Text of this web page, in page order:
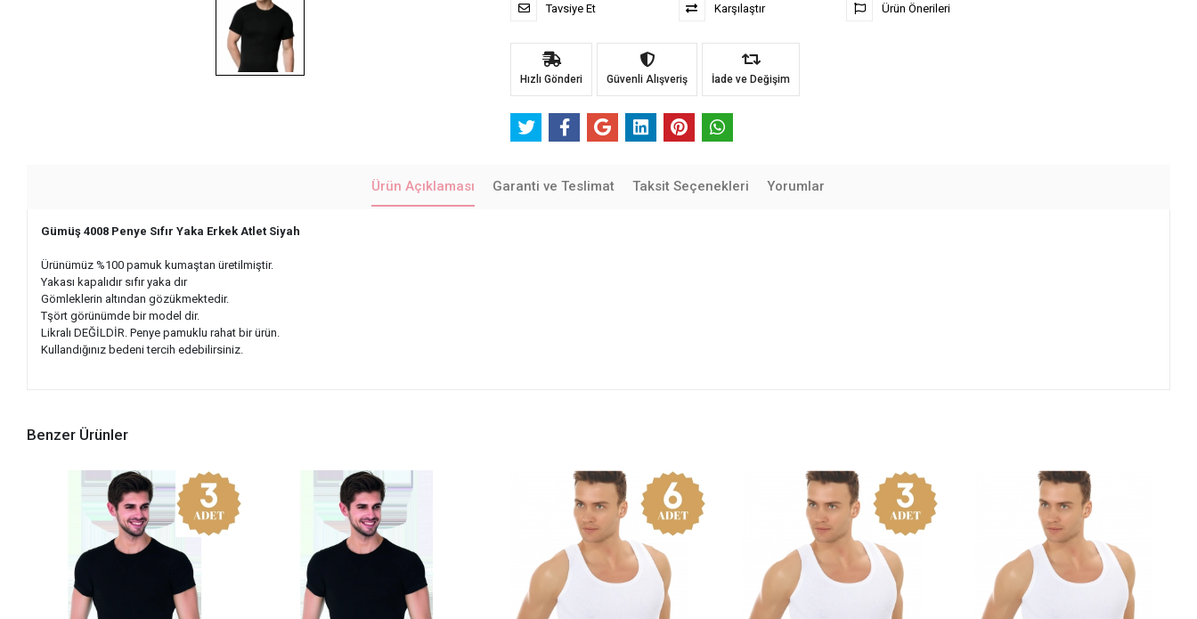
Tavsiye Et Karşılaştır Ürün Önerileri
Hızlı Gönderi Güvenli Alışveriş İade ve Değişim
Ürün Açıklaması Garanti ve Teslimat Taksit Seçenekleri Yorumlar
Gümüş 4008 Penye Sıfır Yaka Erkek Atlet Siyah
Ürünümüz %100 pamuk kumaştan üretilmiştir.
Yakası kapalıdır sıfır yaka dır
Gömleklerin altından gözükmektedir.
Tşört görünümde bir model dir.
Likralı DEĞİLDİR. Penye pamuklu rahat bir ürün.
Kullandığınız bedeni tercih edebilirsiniz.
Benzer Ürünler